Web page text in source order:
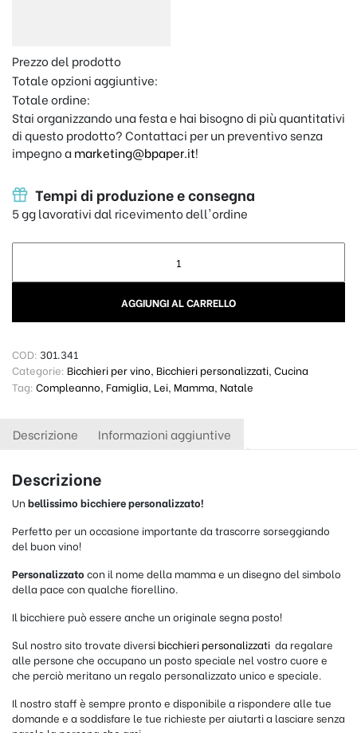
Prezzo del prodotto
Totale opzioni aggiuntive:
Totale ordine:
Stai organizzando una festa e hai bisogno di più quantitativi
di questo prodotto? Contattaci per un preventivo senza
impegno amarketing@bpaper.it!
Tempi di produzione e consegna
5 gg lavorativi dal ricevimento dell'ordine
AGGIUNGI AL CARRELLO
COD: 301.341
Categorie: Bicchieri per vino, Bicchieri personalizzati, Cucina
Tag: Compleanno Famiglia Lei Mamma Natale
Descrizione Informazioni aggiuntive
Descrizione
Un bellissimo bicchiere personalizzato!
Perfetto per un occasione importante da trascorre sorseggiando
del buon vino!
Personalizzato con il nome della mamma e un disegno del simbolo
della pace con qualche fiorellino.
Il bicchiere può essere anche un originale segna posto!
Sul nostro sito trovate diversi bicchieri personalizzati da regalare
alle persone che occupano un posto speciale nel vostro cuore e
che perciò meritano un regalo personalizzato unico e speciale.
Il nostro staff è sempre pronto e disponibile a rispondere alle tue
domande e a soddisfare le tue richieste per aiutarti a lasciare senza